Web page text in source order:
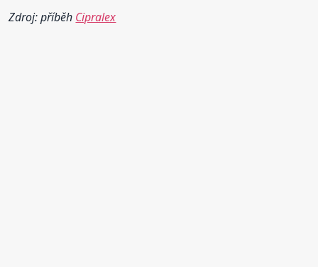
Zdroj: příběh Cipralex